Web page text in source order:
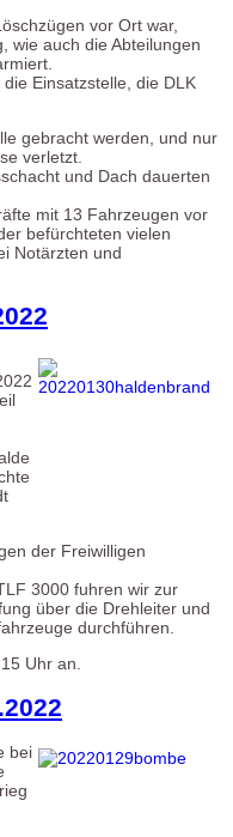
vor Ort war,
wie auch die Abteilungen
Einsatzstelle, die DLK
gebracht werden, und nur
verletzt.
und Dach dauerten
mit 13 Fahrzeugen vor
befürchteten vielen
Notärzten und
der Freiwilligen
3000 fuhren wir zur
über die Drehleiter und
durchführen.
Uhr an.
bei